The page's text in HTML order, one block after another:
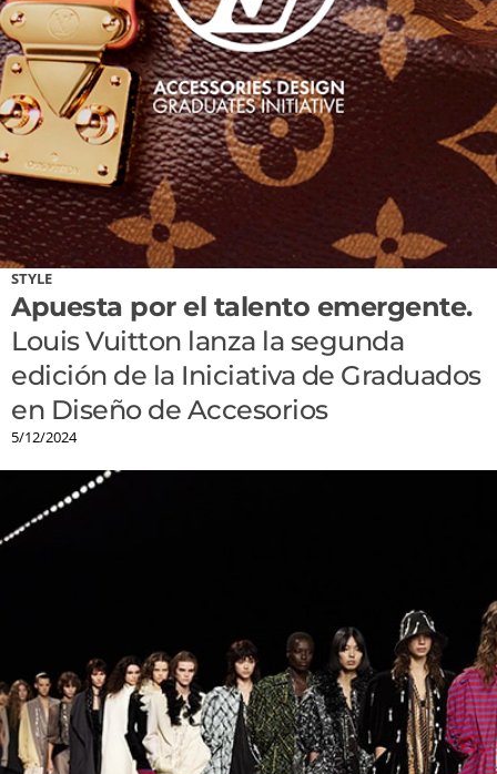
STYLE
Apuesta por el talento emergente.
Louis Vuitton lanza la segunda
edición de la Iniciativa de Graduados
en Diseño de Accesorios
5/12/2024